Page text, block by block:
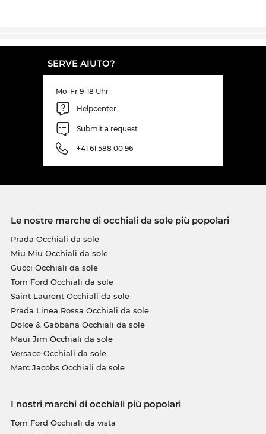
SERVE AIUTO?
Mo-Fr 9-18 Uhr
Helpcenter
Submit a request
+41 61 588 00 96
Le nostre marche di occhiali da sole più popolari
Prada Occhiali da sole
Miu Miu Occhiali da sole
Gucci Occhiali da sole
Tom Ford Occhiali da sole
Saint Laurent Occhiali da sole
Prada Linea Rossa Occhiali da sole
Dolce & Gabbana Occhiali da sole
Maui Jim Occhiali da sole
Versace Occhiali da sole
Marc Jacobs Occhiali da sole
I nostri marchi di occhiali più popolari
Tom Ford Occhiali da vista